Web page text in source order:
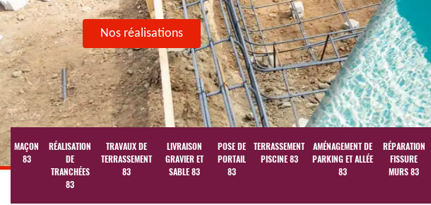
Nos réalisations
MAÇON
83
RÉALISATION
DE
TRANCHÉES
83
TRAVAUX DE
TERRASSEMENT
83
LIVRAISON
GRAVIER ET
SABLE 83
POSE DE
PORTAIL
83
TERRASSEMENT
PISCINE 83
AMÉNAGEMENT DE
PARKING ET ALLÉE
83
RÉPARATION
FISSURE
MURS 83